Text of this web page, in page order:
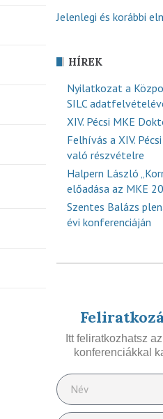
Jelenlegi és korábbi
HÍREK
Nyilatkozat a
SILC
XIV. Pécsi MKE
Felhívás a XIV.
való részvételre
Halpern László
előadása az MKE
Szentes Balázs
évi konferenciáján
Itt feliratkozhatsz
konferenciákkal